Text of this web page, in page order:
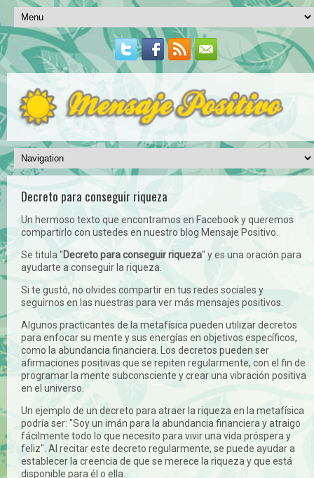
Decreto para conseguir riqueza
Un hermoso texto que encontramos en Facebook y queremos
compartirlo con ustedes en nuestro blog Mensaje Positivo.
Se titula "Decreto para conseguir riqueza" y es una oración para
ayudarte a conseguir la riqueza.
Si te gustó, no olvides compartir en tus redes sociales y
seguirnos en las nuestras para ver más mensajes positivos.
Algunos practicantes de la metafísica pueden utilizar decretos
para enfocar su mente y sus energías en objetivos específicos,
como la abundancia financiera. Los decretos pueden ser
afirmaciones positivas que se repiten regularmente, con el fin de
programar la mente subconsciente y crear una vibración positiva
en el universo.
Un ejemplo de un decreto para atraer la riqueza en la metafísica
podría ser: "Soy un imán para la abundancia financiera y atraigo
fácilmente todo lo que necesito para vivir una vida próspera y
feliz". Al recitar este decreto regularmente, se puede ayudar a
establecer la creencia de que se merece la riqueza y que está
disponible para él o ella.